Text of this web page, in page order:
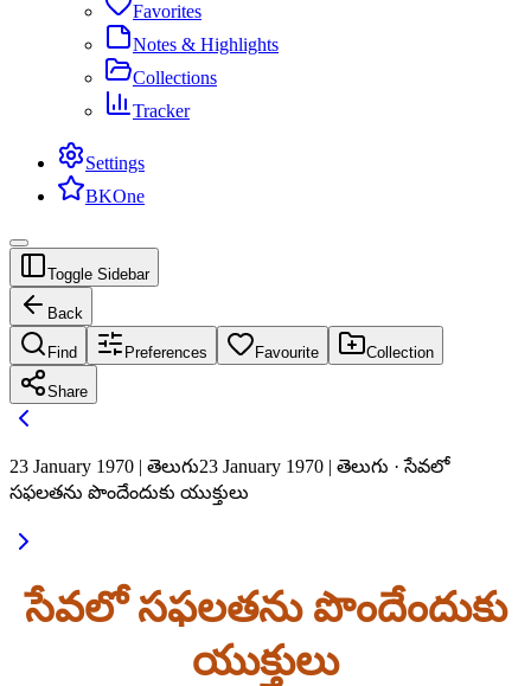
Favorites
Notes & Highlights
Collections
Tracker
Settings
BKOne
Toggle Sidebar
Back
Find Preferences Favourite Collection
Share
23 January 1970 | తెలుగు23 January 1970 | తెలుగు · సేవలో
సఫలతను పొందేందుకు యుక్తులు
సేవలో సఫలతను పొందేందుకు
యుక్తులు